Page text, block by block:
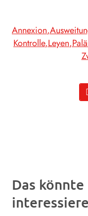
Annexion
Kontrolle Leyen
Das könnte